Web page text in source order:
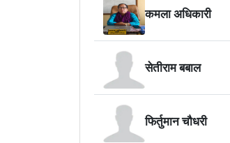
कमला अधिकारी
सेतीराम बबाल
फिर्तुमान चौधरी